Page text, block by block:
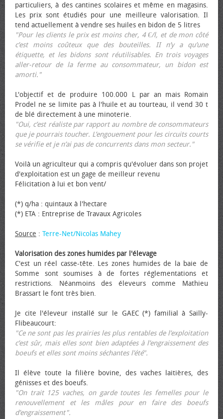
particuliers, à des cantines scolaires et même en magasins.
Les prix sont étudiés pour une meilleure valorisation. Il
tend actuellement à vendre ses huiles en bidon de 5 litres
"Pour les clients le prix est moins cher, 4 €/l, et de mon côté
c’est moins coûteux que des bouteilles. II n’y a qu’une
étiquette, et les bidons sont réutilisables. En trois voyages
aller-retour de la ferme au consommateur, un bidon est
amorti."
L'objectif et de produire 100.000 L par an mais Romain
Prodel ne se limite pas à l'huile et au tourteau, il vend 30 t
de blé directement à une minoterie.
"Oui, c’est réaliste par rapport au nombre de consommateurs
que je pourrais toucher. L’engouement pour les circuits courts
se vérifie et je n’ai pas de concurrents dans mon secteur."
Voilà un agriculteur qui a compris qu'évoluer dans son projet
d'exploitation est un gage de meilleur revenu
Félicitation à lui et bon vent/
(*) q/ha : quintaux à l'hectare
(*) ETA : Entreprise de Travaux Agricoles
Source : Terre-Net/Nicolas Mahey
Valorisation des zones humides par l'élevage
C'est un réel casse-tête. Les zones humides de la baie de
Somme sont soumises à de fortes réglementations et
restrictions. Néanmoins des éleveurs comme Mathieu
Brassart le font très bien.
Je cite l'éleveur installé sur le GAEC (*) familial à Sailly-
Flibeaucourt:
"Ce ne sont pas les prairies les plus rentables de l’exploitation
c’est sûr, mais elles sont bien adaptées à l’engraissement des
bœufs et elles sont moins séchantes l’été".
Il élève toute la filière bovine, des vaches laitières, des
génisses et des bœufs.
"On trait 125 vaches, on garde toutes les femelles pour le
renouvellement et les mâles pour en faire des bœufs
d’engraissement".